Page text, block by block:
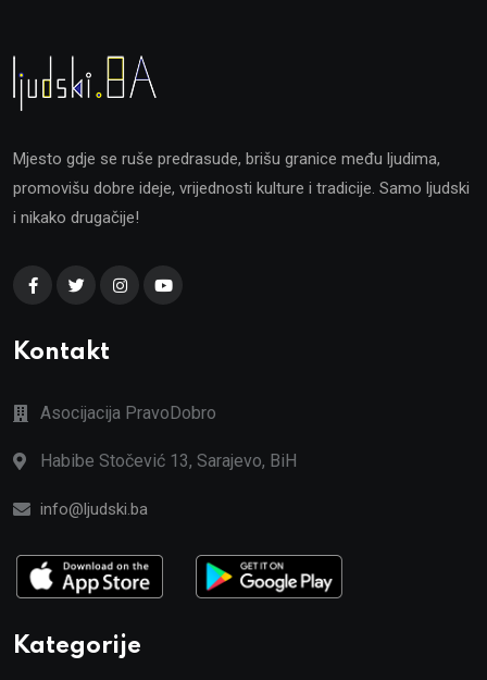
Mjesto gdje se ruše predrasude, brišu granice među ljudima,
promovišu dobre ideje, vrijednosti kulture i tradicije. Samo ljudski
i nikako drugačije!
Kontakt
Asocijacija PravoDobro
Habibe Stočević 13, Sarajevo, BiH
info@ljudski.ba
Kategorije